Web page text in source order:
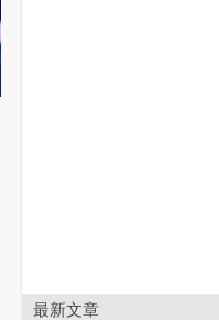
最新文章